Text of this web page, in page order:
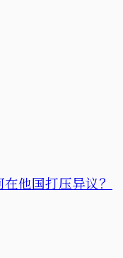
他国打压异议？